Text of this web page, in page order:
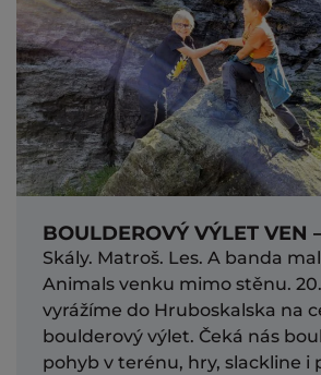
BOULDEROVÝ VÝLET VEN
Skály. Matroš. Les. A banda
Animals venku mimo stěnu.
vyrážíme do Hruboskalska na
boulderový výlet. Čeká nás
pohyb v terénu, hry, slackline i